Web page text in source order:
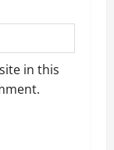
in this